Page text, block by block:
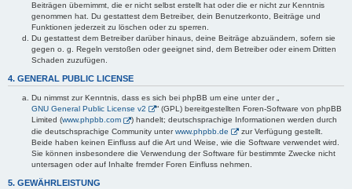
Beiträgen übernimmt, die er nicht selbst erstellt hat oder die er nicht zur Kenntnis
genommen hat. Du gestattest dem Betreiber, dein Benutzerkonto, Beiträge und
Funktionen jederzeit zu löschen oder zu sperren.
Du gestattest dem Betreiber darüber hinaus, deine Beiträge abzuändern, sofern sie
gegen o. g. Regeln verstoßen oder geeignet sind, dem Betreiber oder einem Dritten
Schaden zuzufügen.
4. GENERAL PUBLIC LICENSE
Du nimmst zur Kenntnis, dass es sich bei phpBB um eine unter der „
GNU General Public License v2
“ (GPL) bereitgestellten Foren-Software von phpBB
Limited (www.phpbb.com
) handelt; deutschsprachige Informationen werden durch
die deutschsprachige Community unterwww.phpbb.de
zur Verfügung gestellt.
Beide haben keinen Einfluss auf die Art und Weise, wie die Software verwendet wird.
Sie können insbesondere die Verwendung der Software für bestimmte Zwecke nicht
untersagen oder auf Inhalte fremder Foren Einfluss nehmen.
5. GEWÄHRLEISTUNG